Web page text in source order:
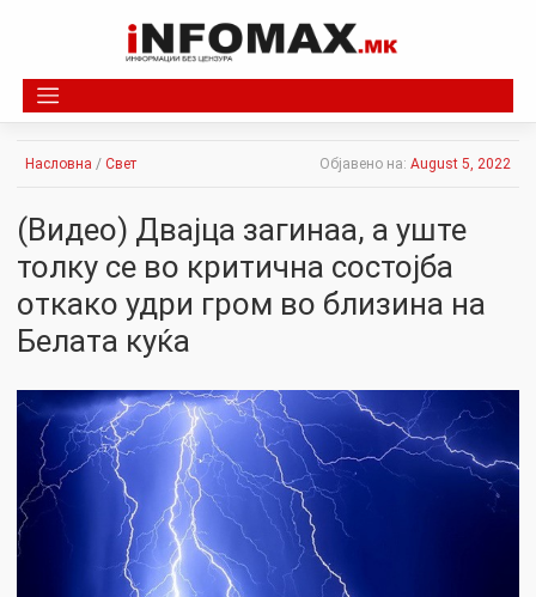
Насловна / Свет Објавено на: August 5, 2022
(Видео) Двајца загинаа, а уште
толку се во критична состојба
откако удри гром во близина на
Белата куќа